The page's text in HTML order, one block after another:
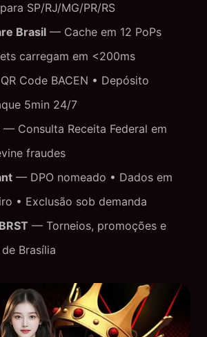
SP/RJ/MG/PR/RS
Brasil — Cache em 12 PoPs
carregam em <200ms
Code BACEN • Depósito
5min 24/7
— Consulta Receita Federal em
fraudes
— DPO nomeado • Dados em
• Exclusão sob demanda
— Torneios, promoções e
Brasília